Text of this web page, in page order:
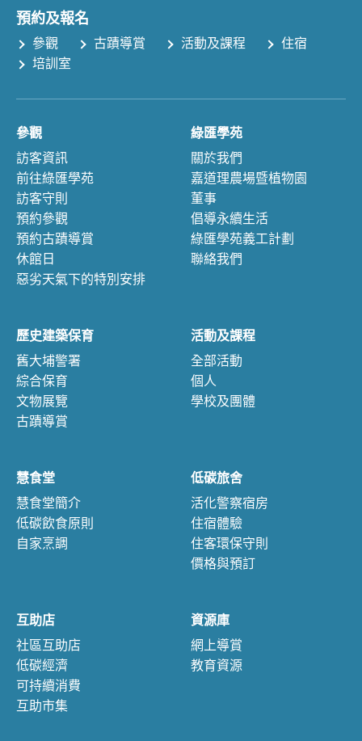
預約及報名
參觀 古蹟導賞 活動及課程
住宿
培訓室
參觀
訪客資訊
前往綠匯學苑
訪客守則
預約參觀
預約古蹟導賞
休館日
惡劣天氣下的特別安排
綠匯學苑
關於我們
嘉道理農場暨植物園
董事
倡導永續生活
綠匯學苑義工計劃
聯絡我們
歷史建築保育
舊大埔警署
綜合保育
文物展覽
古蹟導賞
活動及課程
全部活動
個人
學校及團體
慧食堂
慧食堂簡介
低碳飲食原則
自家烹調
低碳旅舍
活化警察宿房
住宿體驗
住客環保守則
價格與預訂
互助店
社區互助店
低碳經濟
可持續消費
互助市集
資源庫
網上導賞
教育資源